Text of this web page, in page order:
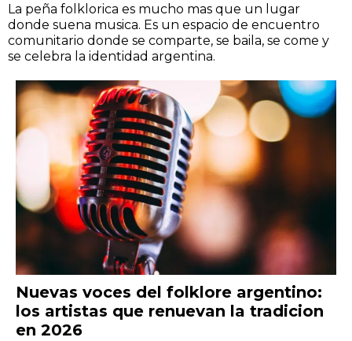
La peña folklorica es mucho mas que un lugar
donde suena musica. Es un espacio de encuentro
comunitario donde se comparte, se baila, se come y
se celebra la identidad argentina.
Nuevas voces del folklore argentino:
los artistas que renuevan la tradicion
en 2026